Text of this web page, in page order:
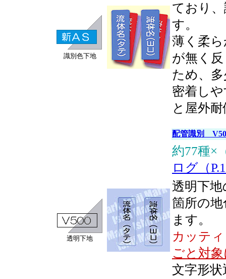
識別色下地
ており
す。
薄く柔
が無く
ため、
密着し
と屋外
透明下地
配管識別
約77種×
ログ（
透明下
箇所の
ます。
カッテ
ごと対
文字形